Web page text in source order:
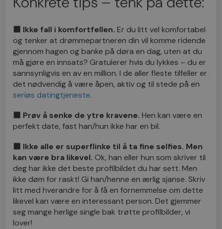
⬛ Ikke fall i komfortfellen. Er du litt vel komfortabel
og tenker at drømmepartneren din vil komme ridende
gjennom hagen og banke på døra en dag, uten at du
må gjøre en innsats? Gratulerer hvis du lykkes – du er
sannsynligvis en av en million. I de aller fleste tilfeller er
det nødvendig å være åpen, aktiv og til stede på en
seriøs datingtjeneste.
⬛ Prøv å senke de ytre kravene. Hen kan være en
perfekt date, fast han/hun ikke har en bil.
⬛ Ikke alle er superflinke til å ta fine selfies. Men
kan være bra likevel. Ok, han eller hun som skriver til
deg har ikke det beste profilbildet du har sett. Men
ikke døm for raskt! Gi han/henne en ærlig sjanse. Skriv
litt med hverandre for å få en fornemmelse om dette
likevel kan være en interessant person. Det gjemmer
seg mange herlige single bak trøtte profilbilder, vi
lover!